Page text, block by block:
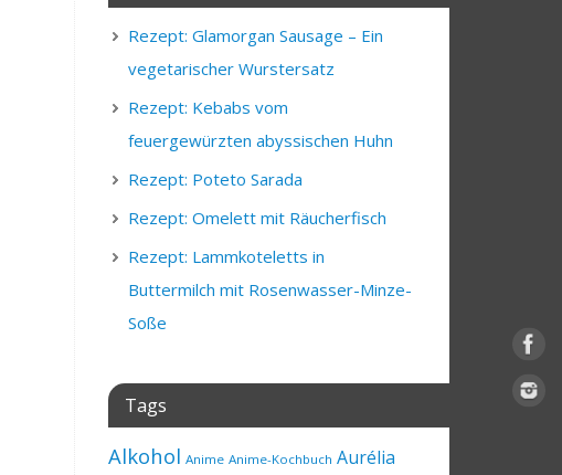
Rezept: Glamorgan Sausage – Ein
vegetarischer Wurstersatz
Rezept: Kebabs vom
feuergewürzten abyssischen Huhn
Rezept: Poteto Sarada
Rezept: Omelett mit Räucherfisch
Rezept: Lammkoteletts in
Buttermilch mit Rosenwasser-Minze-
Soße
Tags
Alkohol Anime Anime-Kochbuch Aurélia